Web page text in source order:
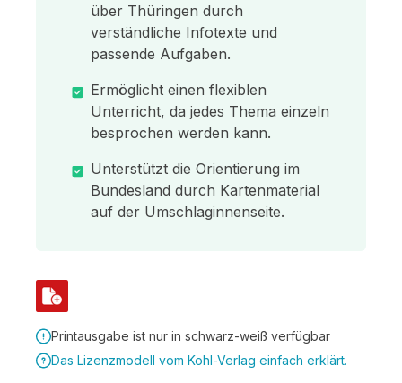
über Thüringen durch
verständliche Infotexte und
passende Aufgaben.
Ermöglicht einen flexiblen
Unterricht, da jedes Thema einzeln
besprochen werden kann.
Unterstützt die Orientierung im
Bundesland durch Kartenmaterial
auf der Umschlaginnenseite.
Printausgabe ist nur in schwarz-weiß verfügbar
Das Lizenzmodell vom Kohl-Verlag einfach erklärt.